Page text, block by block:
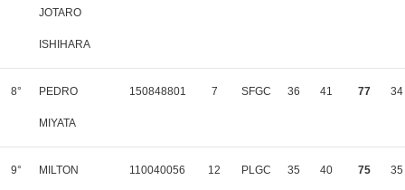
JOTARO
ISHIHARA
8° PEDRO
MIYATA
150848801 7 SFGC 36 41 77 34
9° MILTON 110040056 12 PLGC 35 40 75 35